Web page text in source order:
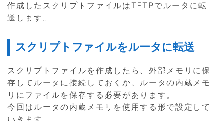
作成したスクリプトファイルはTFTPでルータに転
送します。
スクリプトファイルをルータに転送
スクリプトファイルを作成したら、外部メモリに保
存してルータに接続しておくか、ルータの内蔵メモ
リにファイルを保存する必要があります。
今回はルータの内蔵メモリを使用する形で設定して